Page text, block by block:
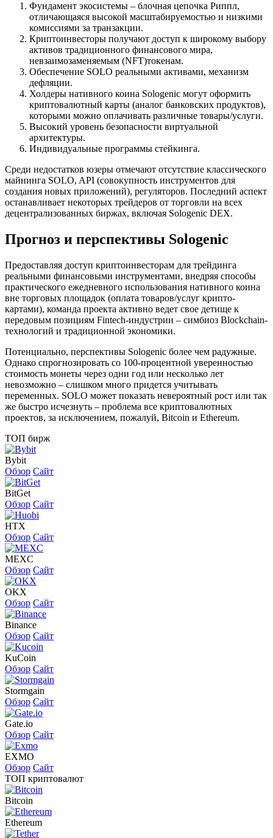
Фундамент экосистемы – блочная цепочка Риппл,
отличающаяся высокой масштабируемостью и низкими
комиссиями за транзакции.
Криптоинвесторы получают доступ к широкому выбору
активов традиционного финансового мира,
невзаимозаменяемым (NFT)токенам.
Обеспечение SOLO реальными активами, механизм
дефляции.
Холдеры нативного коина Sologenic могут оформить
криптовалютный карты (аналог банковских продуктов),
которыми можно оплачивать различные товары/услуги.
Высокий уровень безопасности виртуальной
архитектуры.
Индивидуальные программы стейкинга.
Среди недостатков юзеры отмечают отсутствие классического
майнинга SOLO, API (совокупность инструментов для
создания новых приложений), регуляторов. Последний аспект
останавливает некоторых трейдеров от торговли на всех
децентрализованных биржах, включая Sologenic DEX.
Прогноз и перспективы Sologenic
Предоставляя доступ криптоинвесторам для трейдинга
реальными финансовыми инструментами, внедряя способы
практического ежедневного использования нативного коина
вне торговых площадок (оплата товаров/услуг крипто-
картами), команда проекта активно ведет свое детище к
передовым позициям Fintech-индустрии – симбиоз Blockchain-
технологий и традиционной экономики.
Потенциально, перспективы Sologenic более чем радужные.
Однако спрогнозировать со 100-процентной уверенностью
стоимость монеты через одни год или несколько лет
невозможно – слишком много придется учитывать
переменных. SOLO может показать невероятный рост или так
же быстро исчезнуть – проблема все криптовалютных
проектов, за исключением, пожалуй, Bitcoin и Ethereum.
ТОП бирж
Bybit
Обзор Сайт
BitGet
Обзор Сайт
HTX
Обзор Сайт
MEXC
Обзор Сайт
OKX
Обзор Сайт
Binance
Обзор Сайт
KuCoin
Обзор Сайт
Stormgain
Обзор Сайт
Gate.io
Обзор Сайт
EXMO
Обзор Сайт
ТОП криптовалют
Bitcoin
Ethereum